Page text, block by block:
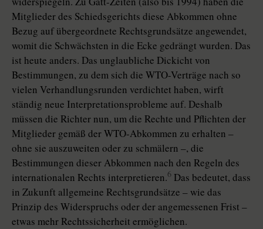
Mitglieder des Schiedsgerichts diese Abkommen ohne
Bezug auf übergeordnete Rechtsgrundsätze angewendet,
womit die Schwächsten in die Ecke gedrängt wurden. Das
ist heute anders. Das unglaubliche Dickicht von
Bestimmungen, zu dem sich die WTO-Verträge nach so
vielen Verhandlungsrunden verdichtet haben, wirft
ständig neue Interpretationsprobleme auf. Deshalb
müssen die Richter nun, um die Rechte und Pflichten der
Mitglieder gemäß der WTO-Abkommen zu erhalten –
ohne sie auszuweiten oder zu schmälern –, die
Bestimmungen dieser Abkommen nach den Regeln des
internationalen Rechts interpretieren.6 Das bedeutet, dass
in Zukunft allgemeine Rechtsgrundsätze – wie das
Prinzip des Widerspruchs oder der angemessenen Frist –
etwas mehr Rechtssicherheit ermöglichen.